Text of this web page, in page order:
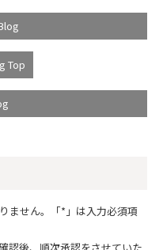
Top
ません。 「*」 は入力必須項
認後、順次承認をさせていた